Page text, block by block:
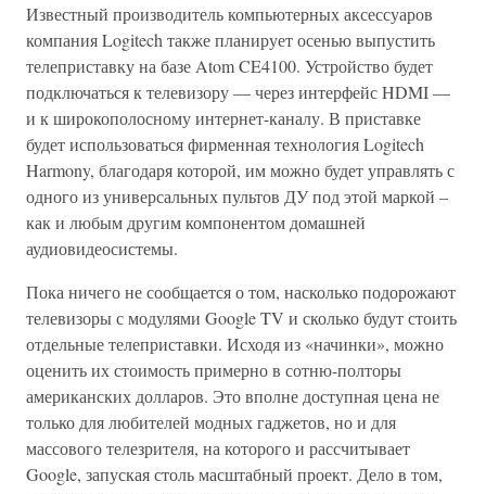
Известный производитель компьютерных аксессуаров
компания Logitech также планирует осенью выпустить
телеприставку на базе Atom CE4100. Устройство будет
подключаться к телевизору — через интерфейс HDMI —
и к широкополосному интернет-каналу. В приставке
будет использоваться фирменная технология Logitech
Harmony, благодаря которой, им можно будет управлять с
одного из универсальных пультов ДУ под этой маркой –
как и любым другим компонентом домашней
аудиовидеосистемы.
Пока ничего не сообщается о том, насколько подорожают
телевизоры с модулями Google TV и сколько будут стоить
отдельные телеприставки. Исходя из «начинки», можно
оценить их стоимость примерно в сотню-полторы
американских долларов. Это вполне доступная цена не
только для любителей модных гаджетов, но и для
массового телезрителя, на которого и рассчитывает
Google, запуская столь масштабный проект. Дело в том,